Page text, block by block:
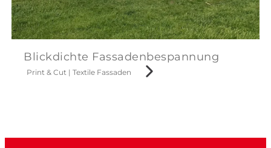
Blickdichte Fassadenbespannung
Print & Cut | Textile Fassaden